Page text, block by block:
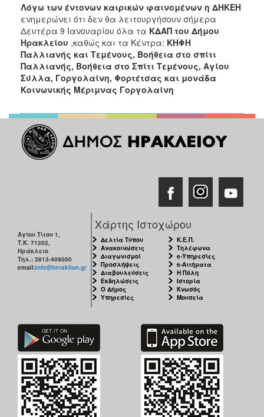
2011
2010
2006
ΤΟΠΟΣ
ΠΟΛΙΤΙΣΜΟΣ
Λόγω των έντονων καιρικών φαινομένων η ΔΗΚΕΗ
ενημερώνει ότι δεν θα λειτουργήσουν σήμερα
Δευτέρα 9 Ιανουαρίου όλα τα ΚΔΑΠ του Δήμου
Ηρακλείου ,καθώς και τα Κέντρα: ΚΗΦΗ
Παλλιανής και Τεμένους, Βοήθεια στο σπίτι
Παλλιανής, Βοήθεια στο Σπίτι Τεμένους, Αγίου
Σύλλα, Γοργολαίνη, Φορτέτσας και μονάδα
Κοινωνικής Μέριμνας Γοργολαίνη
Αγίου Τίτου 1,
Τ.Κ. 71202,
Ηράκλειο
Τηλ.: 2813-409000
email:info@heraklion.gr
Χάρτης Ιστοχώρου
Δελτία Τύπου
Ανακοινώσεις
Διαγωνισμοί
Προσλήψεις
Διαβουλεύσεις
Εκδηλώσεις
Ο Δήμος
Υπηρεσίες
Κ.Ε.Π.
Τηλέφωνα
e-Υπηρεσίες
e-Αιτήματα
Η Πόλη
Ιστορία
Κνωσός
Μουσεία